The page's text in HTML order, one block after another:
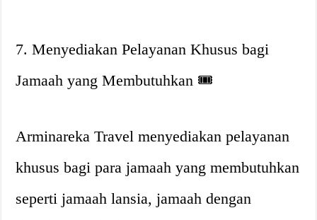
7. Menyediakan Pelayanan Khusus bagi
Jamaah yang Membutuhkan 🎟
Arminareka Travel menyediakan pelayanan
khusus bagi para jamaah yang membutuhkan
seperti jamaah lansia, jamaah dengan